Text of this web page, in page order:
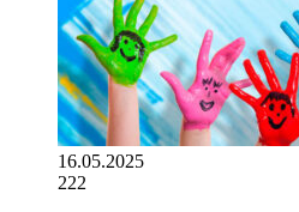
16.05.2025
222